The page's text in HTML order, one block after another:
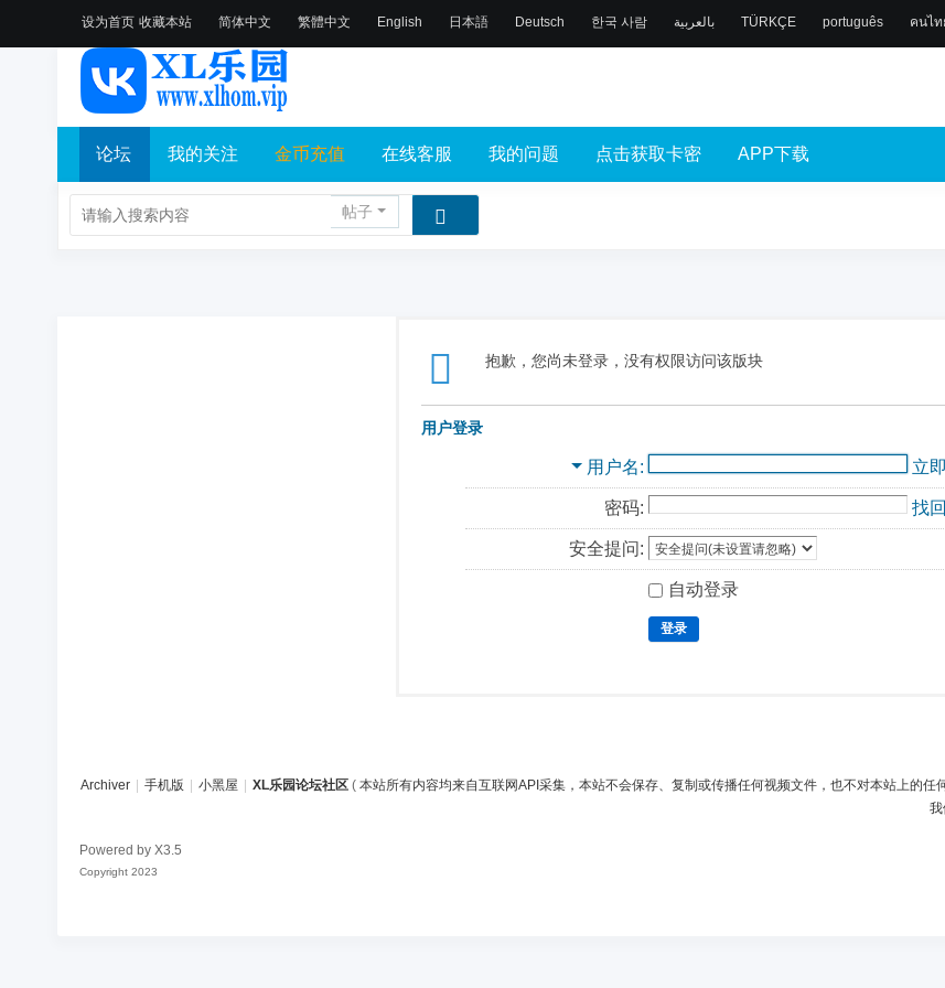
设为首页 收藏本站 简体中文 繁體中文 English 日本語 Deutsch 한국 사람 بالعربية TÜRKÇE português คนไท
论坛 我的关注 金币充值 在线客服 我的问题 点击获取卡密 APP下载
帖子
抱歉，您尚未登录，没有权限访问该版块
用户登录
用户名 立
密码: 找
安全提问:
自动登录
登录
Archiver 手机版 小黑屋 XL乐园论坛社区 ( 本站所有内容均来自互联网API采集，本站不会保存、复制或传播任何视频文件，也不对本站上的
Powered by X3.5
Copyright 2023